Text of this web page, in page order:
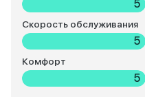
5
Скорость обслуживания
5
Комфорт
5